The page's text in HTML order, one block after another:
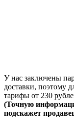
У нас заключены
доставки, поэтому
тарифы от 230
(Точную
подскажет